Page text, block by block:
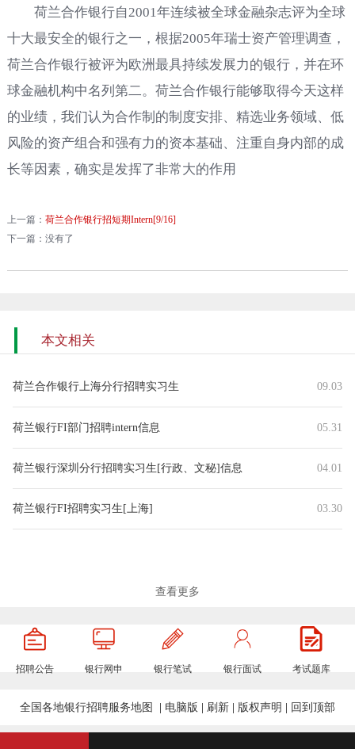
荷兰合作银行自2001年连续被全球金融杂志评为全球
十大最安全的银行之一，根据2005年瑞士资产管理调查，
荷兰合作银行被评为欧洲最具持续发展力的银行，并在环
球金融机构中名列第二。荷兰合作银行能够取得今天这样
的业绩，我们认为合作制的制度安排、精选业务领域、低
风险的资产组合和强有力的资本基础、注重自身内部的成
长等因素，确实是发挥了非常大的作用
上一篇： 荷兰合作银行招短期Intern[9/16]
下一篇：没有了
本文相关
荷兰合作银行上海分行招聘实习生 09.03
荷兰银行FI部门招聘intern信息 05.31
荷兰银行深圳分行招聘实习生[行政、文秘]信息 04.01
荷兰银行FI招聘实习生[上海] 03.30
查看更多
招聘公告 银行网申 银行笔试 银行面试 考试题库
全国各地银行招聘服务地图 电脑版 刷新 版权声明 回到顶部